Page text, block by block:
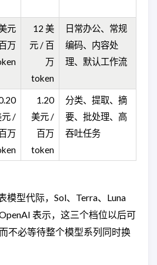
元
万
12 美
元 / 百
万
token
日常办公、常规
编码、内容处
理、默认工作流
元 /
万
1.20
美元 /
百万
token
分类、提取、摘
要、批处理、高
吞吐任务
模型代际，Sol、Terra、Luna
表示，这三个档位以后可
不必等待整个模型系列同时换